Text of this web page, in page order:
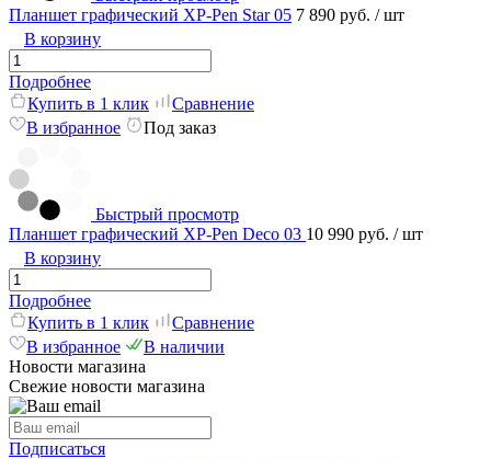
Планшет графический XP-Pen Star 05 7 890 руб. / шт
В корзину
Подробнее
Купить в 1 клик
Сравнение
В избранное
Под заказ
Быстрый просмотр
Планшет графический XP-Pen Deco 03 10 990 руб. / шт
В корзину
Подробнее
Купить в 1 клик
Сравнение
В избранное
В наличии
Новости магазина
Свежие новости магазина
Подписаться